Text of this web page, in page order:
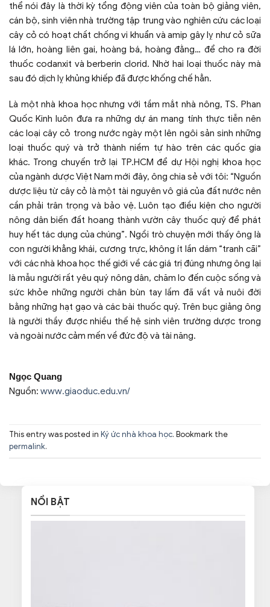
thể nói đây là thời kỳ tổng động viên của toàn bộ giảng viên,
cán bộ, sinh viên nhà trường tập trung vào nghiên cứu các loại
cây cỏ có hoạt chất chống vi khuẩn và amip gây lỵ như cỏ sữa
lá lớn, hoàng liên gai, hoàng bá, hoàng đằng… để cho ra đời
thuốc codanxit và berberin clorid. Nhờ hai loại thuốc này mà
sau đó dịch lỵ khủng khiếp đã được khống chế hẳn.
Là một nhà khoa học nhưng với tầm mắt nhà nông, TS. Phan
Quốc Kinh luôn đưa ra những dự án mang tính thực tiễn nên
các loại cây cỏ trong nước ngày một lên ngôi sản sinh những
loại thuốc quý và trở thành niềm tự hào trên các quốc gia
khác. Trong chuyến trở lại TP.HCM để dự Hội nghị khoa học
của ngành dược Việt Nam mới đây, ông chia sẻ với tôi: “Nguồn
dược liệu từ cây cỏ là một tài nguyên vô giá của đất nước nên
cần phải trân trọng và bảo vệ. Luôn tạo điều kiện cho người
nông dân biến đất hoang thành vườn cây thuốc quý để phát
huy hết tác dụng của chúng”. Ngồi trò chuyện mới thấy ông là
con người khẳng khái, cương trực, không ít lần dám “tranh cãi”
với các nhà khoa học thế giới về các giá trị đúng nhưng ông lại
là mẫu người rất yêu quý nông dân, chăm lo đến cuộc sống và
sức khỏe những người chân bùn tay lấm đã vất vả nuôi đời
bằng những hạt gạo và các bài thuốc quý. Trên bục giảng ông
là người thầy được nhiều thế hệ sinh viên trường dược trong
và ngoài nước cảm mến về đức độ và tài năng.
Ngọc Quang
Nguồn: www.giaoduc.edu.vn/
This entry was posted in Ký ức nhà khoa học. Bookmark the
permalink.
NỔI BẬT